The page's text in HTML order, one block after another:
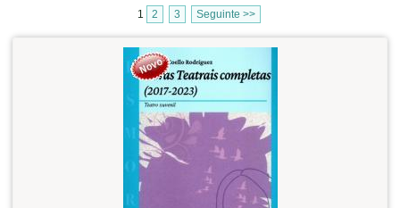
1 2 3 Seguinte >>